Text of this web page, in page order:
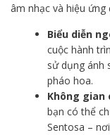
âm nhạc và hiệu ứng
Biểu diễn
cuộc hành
sử dụng ánh
pháo hoa.
Không gian
bạn có thể
Sentosa –